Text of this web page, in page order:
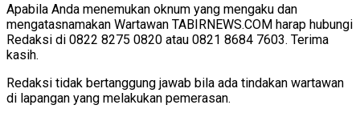
Apabila Anda menemukan oknum yang mengaku dan
mengatasnamakan Wartawan TABIRNEWS.COM harap hubungi
Redaksi di 0822 8275 0820 atau 0821 8684 7603. Terima
kasih.
Redaksi tidak bertanggung jawab bila ada tindakan wartawan
di lapangan yang melakukan pemerasan.